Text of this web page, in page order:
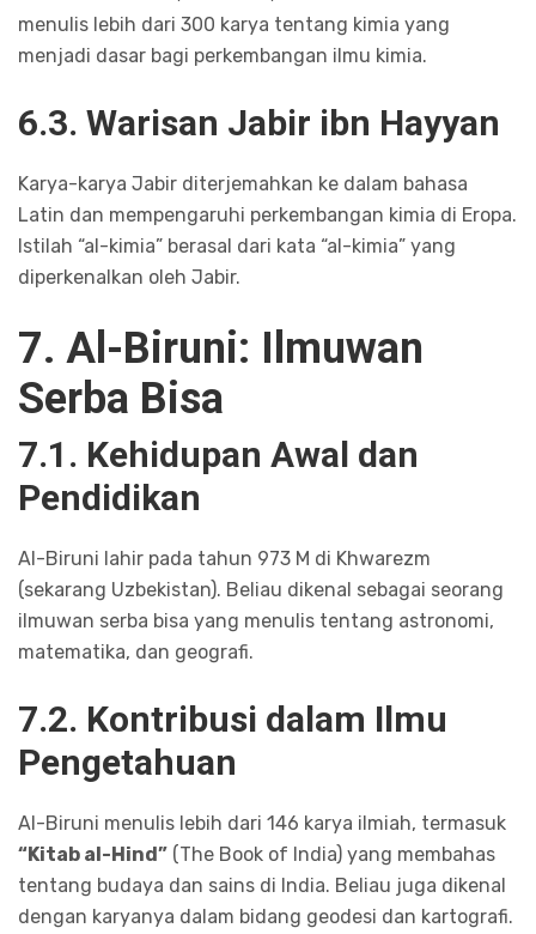
menulis lebih dari 300 karya tentang kimia yang
menjadi dasar bagi perkembangan ilmu kimia.
6.3. Warisan Jabir ibn Hayyan
Karya-karya Jabir diterjemahkan ke dalam bahasa
Latin dan mempengaruhi perkembangan kimia di Eropa.
Istilah “al-kimia” berasal dari kata “al-kimia” yang
diperkenalkan oleh Jabir.
7. Al-Biruni: Ilmuwan
Serba Bisa
7.1. Kehidupan Awal dan
Pendidikan
Al-Biruni lahir pada tahun 973 M di Khwarezm
(sekarang Uzbekistan). Beliau dikenal sebagai seorang
ilmuwan serba bisa yang menulis tentang astronomi,
matematika, dan geografi.
7.2. Kontribusi dalam Ilmu
Pengetahuan
Al-Biruni menulis lebih dari 146 karya ilmiah, termasuk
“Kitab al-Hind” (The Book of India) yang membahas
tentang budaya dan sains di India. Beliau juga dikenal
dengan karyanya dalam bidang geodesi dan kartografi.